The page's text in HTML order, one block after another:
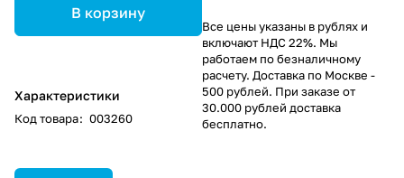
В корзину
Характеристики
Код товара: 003260
Все цены указаны в рублях и
включают НДС 22%. Мы
работаем по безналичному
расчету. Доставка по Москве -
500 рублей. При заказе от
30.000 рублей доставка
бесплатно.